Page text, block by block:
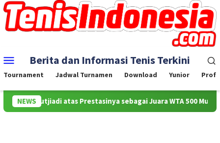
Skip
to
content
Mobile
Menu
Berita dan Informasi Tenis Terkini
Tournament Jadwal Turnamen Download Yunior
NEWS
Sutjiadi atas Prestasinya sebagai Juara WTA 500 Mubadala